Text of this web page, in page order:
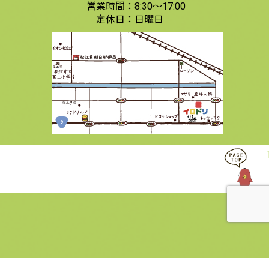
営業時間： 8:30〜17:00
定休日： 日曜日